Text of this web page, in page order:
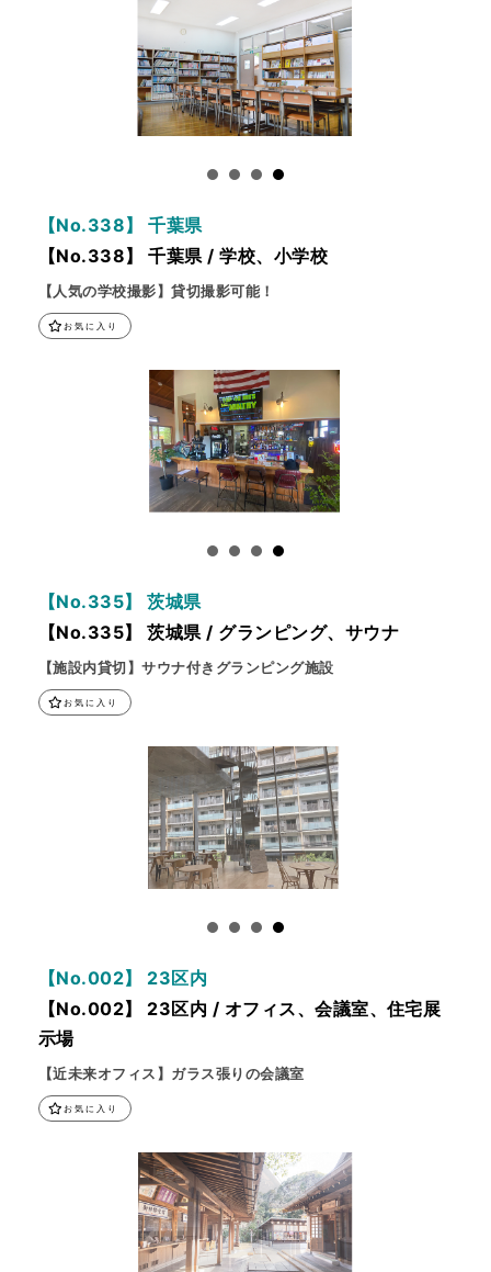
【No.338】 千葉県
【No.338】 千葉県 / 学校、小学校
【人気の学校撮影】貸切撮影可能！
お気に入り
【No.335】 茨城県
【No.335】 茨城県 / グランピング、サウナ
【施設内貸切】サウナ付きグランピング施設
お気に入り
【No.002】 23区内
【No.002】 23区内 / オフィス、会議室、住宅展
示場
【近未来オフィス】ガラス張りの会議室
お気に入り